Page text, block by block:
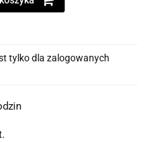
tylko dla zalogowanych